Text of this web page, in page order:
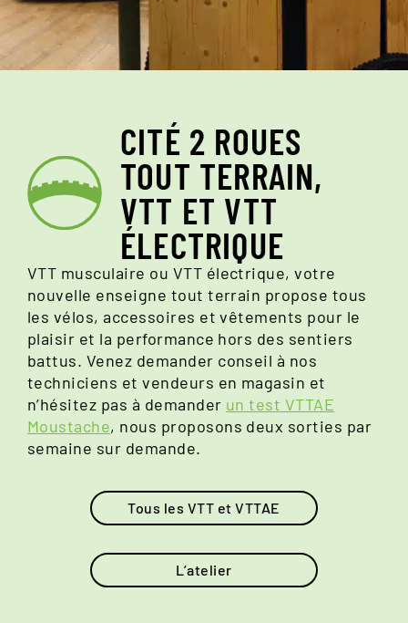
CITÉ 2 ROUES
TOUT TERRAIN,
VTT ET VTT
ÉLECTRIQUE
VTT musculaire ou VTT électrique, votre
nouvelle enseigne tout terrain propose tous
les vélos, accessoires et vêtements pour le
plaisir et la performance hors des sentiers
battus. Venez demander conseil à nos
techniciens et vendeurs en magasin et
n’hésitez pas à demander un test VTTAE
Moustache, nous proposons deux sorties par
semaine sur demande.
Tous les VTT et VTTAE
L’atelier